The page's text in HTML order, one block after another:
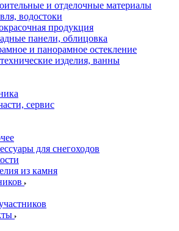
и отделочные материалы
водостоки
продукция
панели, облицовка
и панорамное остекление
изделия, ванны
сервис
для снегоходов
из камня